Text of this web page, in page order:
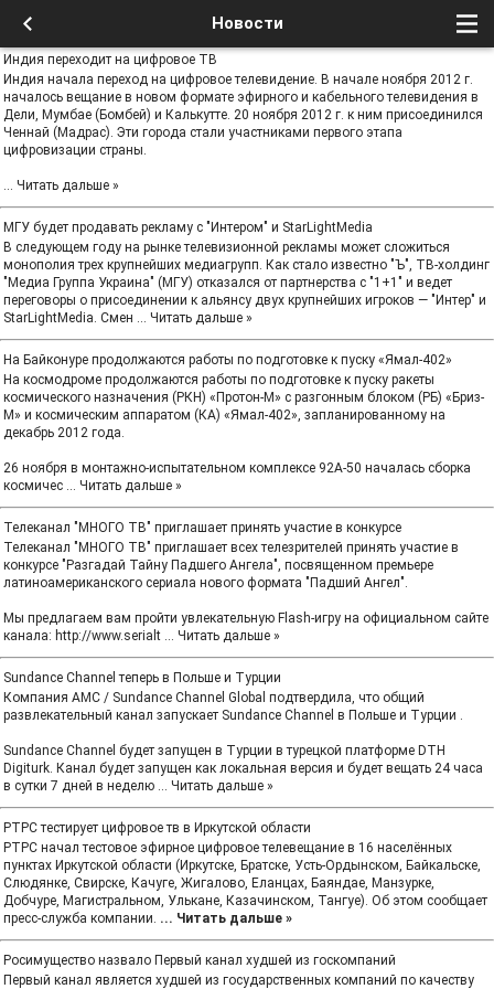
Новости
Индия переходит на цифровое ТВ
Индия начала переход на цифровое телевидение. В начале ноября 2012 г.
началось вещание в новом формате эфирного и кабельного телевидения в
Дели, Мумбае (Бомбей) и Калькутте. 20 ноября 2012 г. к ним присоединился
Ченнай (Мадрас). Эти города стали участниками первого этапа
цифровизации страны.
... Читать дальше »
МГУ будет продавать рекламу с "Интером" и StarLightMedia
В следующем году на рынке телевизионной рекламы может сложиться
монополия трех крупнейших медиагрупп. Как стало известно "Ъ", ТВ-холдинг
"Медиа Группа Украина" (МГУ) отказался от партнерства с "1+1" и ведет
переговоры о присоединении к альянсу двух крупнейших игроков — "Интер" и
StarLightMedia. Смен ... Читать дальше »
На Байконуре продолжаются работы по подготовке к пуску «Ямал-402»
На космодроме продолжаются работы по подготовке к пуску ракеты
космического назначения (РКН) «Протон-М» с разгонным блоком (РБ) «Бриз-
М» и космическим аппаратом (КА) «Ямал-402», запланированному на
декабрь 2012 года.
26 ноября в монтажно-испытательном комплексе 92А-50 началась сборка
космичес ... Читать дальше »
Телеканал "МНОГО ТВ" приглашает принять участие в конкурсе
Телеканал "МНОГО ТВ" приглашает всех телезрителей принять участие в
конкурсе "Разгадай Тайну Падшего Ангела", посвященном премьере
латиноамериканского сериала нового формата "Падший Ангел".
Мы предлагаем вам пройти увлекательную Flash-игру на официальном сайте
канала: http://www.serialt ... Читать дальше »
Sundance Channel теперь в Польше и Турции
Компания AMC / Sundance Channel Global подтвердила, что общий
развлекательный канал запускает Sundance Channel в Польше и Турции .
Sundance Channel будет запущен в Турции в турецкой платформе DTH
Digiturk. Канал будет запущен как локальная версия и будет вещать 24 часа
в сутки 7 дней в неделю ... Читать дальше »
РТРС тестирует цифровое тв в Иркутской области
РТРС начал тестовое эфирное цифровое телевещание в 16 населённых
пунктах Иркутской области (Иркутске, Братске, Усть-Ордынском, Байкальске,
Слюдянке, Свирске, Качуге, Жигалово, Еланцах, Баяндае, Манзурке,
Добчуре, Магистральном, Улькане, Казачинском, Тангуе). Об этом сообщает
пресс-служба компании. ... Читать дальше »
Росимущество назвало Первый канал худшей из госкомпаний
Первый канал является худшей из государственных компаний по качеству